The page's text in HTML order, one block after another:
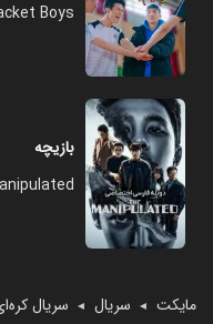
Boys
بازیچه
مایکت ◄ سریال ◄ سریال